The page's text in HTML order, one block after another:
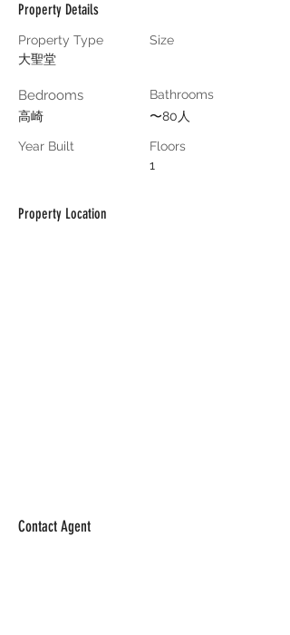
Property Details
Property Type
大聖堂
Bedrooms
高崎
Year Built
Size
Bathrooms
〜80人
Floors
1
Property Location
Contact Agent